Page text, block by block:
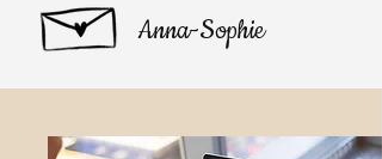
Anna-Sophie